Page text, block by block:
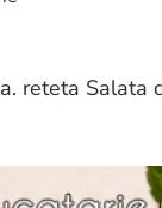
reteta